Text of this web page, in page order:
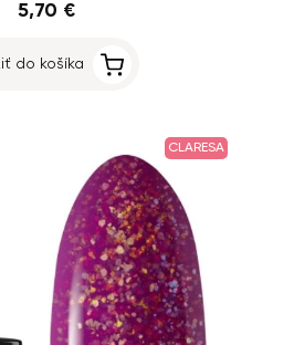
5,70 €
do košíka
CLARESA